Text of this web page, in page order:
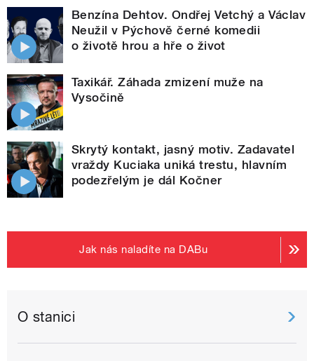
Benzína Dehtov. Ondřej Vetchý a Václav
Neužil v Pýchově černé komedii
o životě hrou a hře o život
Taxikář. Záhada zmizení muže na
Vysočině
Skrytý kontakt, jasný motiv. Zadavatel
vraždy Kuciaka uniká trestu, hlavním
podezřelým je dál Kočner
Jak nás naladíte na DABu
O stanici